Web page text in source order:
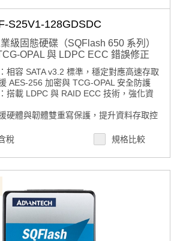
S25V1-128GDSDC
級固態硬碟（SQFlash 650 系列）
OPAL 與 LDPC ECC 錯誤修正
相容 SATA v3.2 標準，穩定對應高速存取
AES-256 加密與 TCG-OPAL 安全防護
搭載 LDPC 與 RAID ECC 技術，強化資
硬體與韌體雙重寫保護，提升資料存取控
具備抗震結構與低功耗運作
配 GUI 管理工具與軟體 API 功能
規格諮詢 / 案場規劃 / 交期確認
稅 規格比較